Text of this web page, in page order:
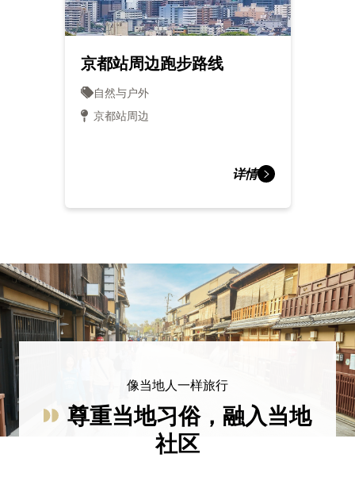
京都站周边跑步路线
自然与户外
京都站周边
详情
像当地人一样旅行
尊重当地习俗，融入当地
社区